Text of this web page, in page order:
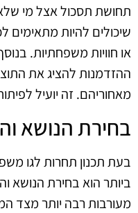
תחושת תסכול אצל מי
שיכולים להיות מתאימים
או חוויות משפחתיות.
ההזדמנות להציג את
מאחוריהם. זה יועיל
בחירת הנושא
בעת תכנון תחרות לגו
ביותר הוא בחירת הנושא
מעורבות רבה יותר מצד